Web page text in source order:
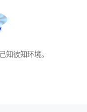
知彼知环境。